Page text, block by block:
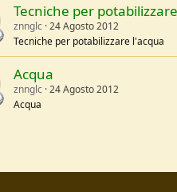
Tecniche per
znnglc 24 Agosto 2012
Tecniche per potabilizzare l'acqua
Acqua
znnglc 24 Agosto 2012
Acqua